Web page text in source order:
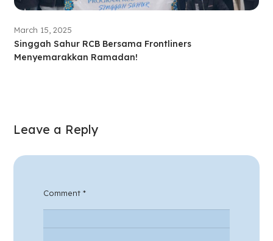
March 15, 2025
Singgah Sahur RCB Bersama Frontliners
Menyemarakkan Ramadan!
Leave a Reply
Comment *